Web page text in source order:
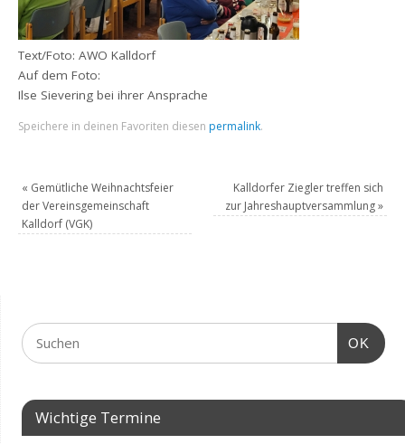
Text/Foto: AWO Kalldorf
Auf dem Foto:
Ilse Sievering bei ihrer Ansprache
Speichere in deinen Favoriten diesen permalink.
« Gemütliche Weihnachtsfeier
der Vereinsgemeinschaft
Kalldorf (VGK)
Kalldorfer Ziegler treffen sich
zur Jahreshauptversammlung»
OK
Wichtige Termine